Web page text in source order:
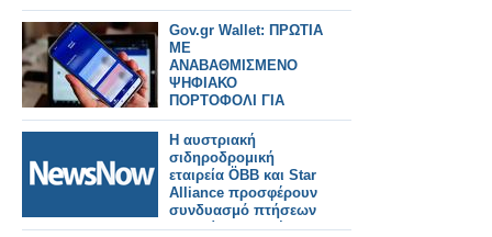
Gov.gr Wallet: ΠΡΩΤΙΑ
ΜΕ
ΑΝΑΒΑΘΜΙΣΜΕΝΟ
ΨΗΦΙΑΚΟ
ΠΟΡΤΟΦΟΛΙ ΓΙΑ
ΤΟΥΣ ΠΟΛΙΤΕΣ
Η αυστριακή
σιδηροδρομική
εταιρεία ÖBB και Star
Alliance προσφέρουν
συνδυασμό πτήσεων
με ταξίδια με τρένο